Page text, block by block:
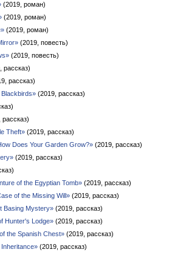
(2019, роман)
(2019, роман)
(2019, роман)
(2019, повесть)
(2019, повесть)
рассказ)
рассказ)
(2019, рассказ)
рассказ)
Theft» (2019, рассказ)
Does Your Garden Grow?» (2019, рассказ)
(2019, рассказ)
of the Egyptian Tomb» (2019, рассказ)
of the Missing Will» (2019, рассказ)
Basing Mystery» (2019, рассказ)
Hunter's Lodge» (2019, рассказ)
the Spanish Chest» (2019, рассказ)
(2019, рассказ)